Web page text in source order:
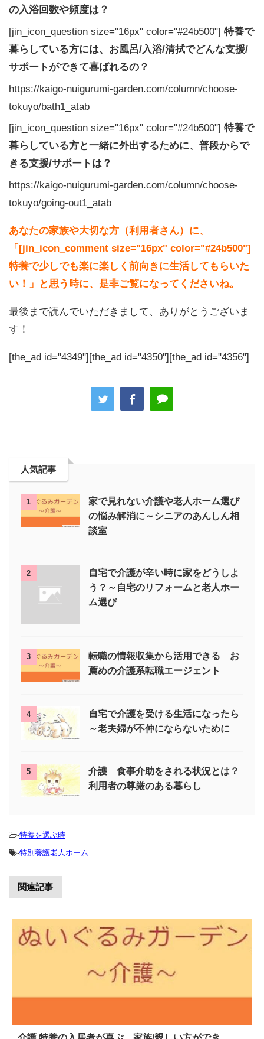
の入浴回数や頻度は？
[jin_icon_question size="16px" color="#24b500"] 特養で
暮らしている方には、お風呂/入浴/清拭でどんな支援/
サポートができて喜ばれるの？
https://kaigo-nuigurumi-garden.com/column/choose-
tokuyo/bath1_atab
[jin_icon_question size="16px" color="#24b500"] 特養で
暮らしている方と一緒に外出するために、普段からで
きる支援/サポートは？
https://kaigo-nuigurumi-garden.com/column/choose-
tokuyo/going-out1_atab
あなたの家族や大切な方（利用者さん）に、
「[jin_icon_comment size="16px" color="#24b500"]
特養で少しでも楽に楽しく前向きに生活してもらいた
い！」と思う時に、是非ご覧になってくださいね。
最後まで読んでいただきまして、ありがとうございま
す！
[the_ad id="4349"][the_ad id="4350"][the_ad id="4356"]
人気記事
1
家で見れない介護や老人ホーム選び
の悩み解消に～シニアのあんしん相
談室
2
自宅で介護が辛い時に家をどうしよ
う？～自宅のリフォームと老人ホー
ム選び
3
転職の情報収集から活用できる お
薦めの介護系転職エージェント
4
自宅で介護を受ける生活になったら
～老夫婦が不仲にならないために
5
介護 食事介助をされる状況とは？
利用者の尊厳のある暮らし
-特養を選ぶ時
-特別養護老人ホーム
関連記事